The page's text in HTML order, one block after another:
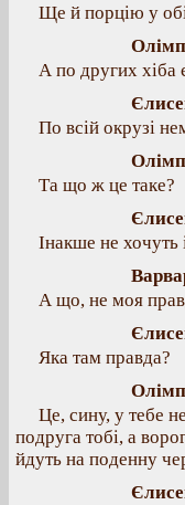
Ще й порцію у
А по других хіба
По всій окрузі
Та що ж це таке?
Інакше не хочуть
А що, не моя
Яка там правда?
Це, сину, у тебе
подруга тобі, а
йдуть на поденну